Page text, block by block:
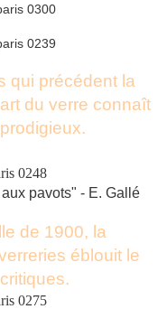
qui précédent la
du verre connaît
pavots" - E. Gallé
de 1900, la
éblouit le